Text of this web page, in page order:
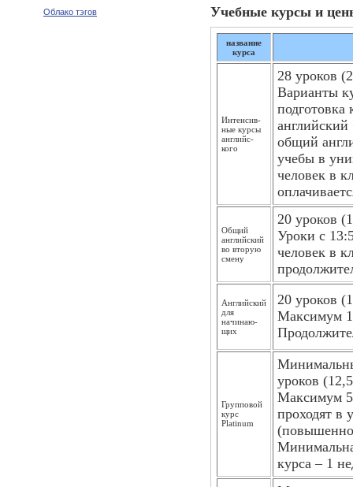
Облако тэгов
Учебные курсы и
название
курса
Интенсив­
ные курсы
английс­
кого
28 уроков
Варианты
английский
общий
учебы в
человек в
Общий
английский
во вторую
смену
20 уроков
Уроки с
человек в
Английский
для
начинаю­
щих
20 уроков
Максимум
Групповой
курс
Platinum
уроков
Максимум 5
проходят в
курса – 1